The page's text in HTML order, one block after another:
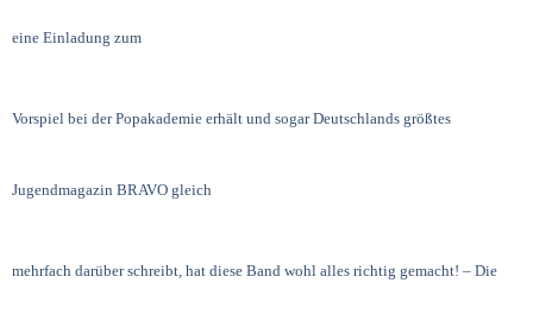
eine Einladung zum
Vorspiel bei der Popakademie erhält und sogar Deutschlands größtes
Jugendmagazin BRAVO gleich
mehrfach darüber schreibt, hat diese Band wohl alles richtig gemacht! – Die